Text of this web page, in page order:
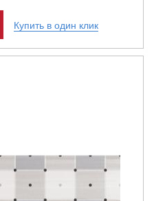
Купить в один клик